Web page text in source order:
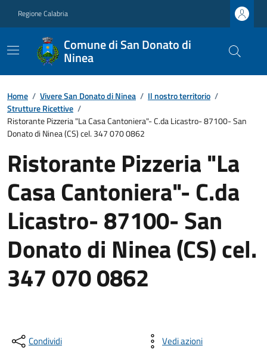
Regione Calabria
Comune di San Donato di
Ninea
Home / Vivere San Donato di Ninea / Il nostro territorio /
Strutture Ricettive /
Ristorante Pizzeria "La Casa Cantoniera"- C.da Licastro- 87100- San
Donato di Ninea (CS) cel. 347 070 0862
Ristorante Pizzeria "La
Casa Cantoniera"- C.da
Licastro- 87100- San
Donato di Ninea (CS) cel.
347 070 0862
Condividi Vedi azioni